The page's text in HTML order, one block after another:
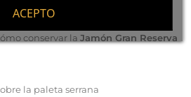
ACEPTO
lonchas finas y servir a
conservar la Jamón Gran Reserva
la paleta serrana